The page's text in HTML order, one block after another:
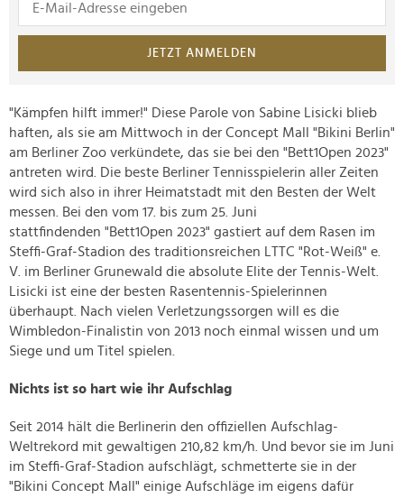
JETZT ANMELDEN
"Kämpfen hilft immer!" Diese Parole von Sabine Lisicki blieb
haften, als sie am Mittwoch in der Concept Mall "Bikini Berlin"
am Berliner Zoo verkündete, das sie bei den "Bett1Open 2023"
antreten wird. Die beste Berliner Tennisspielerin aller Zeiten
wird sich also in ihrer Heimatstadt mit den Besten der Welt
messen. Bei den vom 17. bis zum 25. Juni
stattfindenden "Bett1Open 2023" gastiert auf dem Rasen im
Steffi-Graf-Stadion des traditionsreichen LTTC "Rot-Weiß" e.
V. im Berliner Grunewald die absolute Elite der Tennis-Welt.
Lisicki ist eine der besten Rasentennis-Spielerinnen
überhaupt. Nach vielen Verletzungssorgen will es die
Wimbledon-Finalistin von 2013 noch einmal wissen und um
Siege und um Titel spielen.
Nichts ist so hart wie ihr Aufschlag
Seit 2014 hält die Berlinerin den offiziellen Aufschlag-
Weltrekord mit gewaltigen 210,82 km/h. Und bevor sie im Juni
im Steffi-Graf-Stadion aufschlägt, schmetterte sie in der
"Bikini Concept Mall" einige Aufschläge im eigens dafür